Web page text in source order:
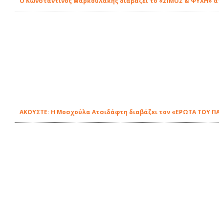
ΑΚΟΥΣΤΕ: Η Μοσχούλα Ατσιδάφτη διαβάζει τον «ΕΡΩΤΑ ΤΟΥ